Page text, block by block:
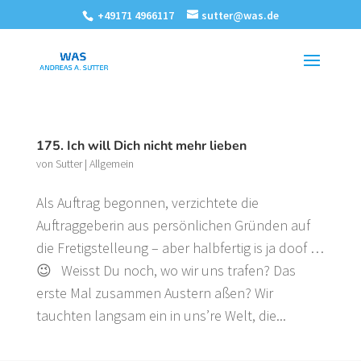
+49171 4966117 sutter@was.de
175. Ich will Dich nicht mehr lieben
von Sutter| Allgemein
Als Auftrag begonnen, verzichtete die
Auftraggeberin aus persönlichen Gründen auf
die Fretigstelleung – aber halbfertig is ja doof …
😉 Weisst Du noch, wo wir uns trafen? Das
erste Mal zusammen Austern aßen? Wir
tauchten langsam ein in uns’re Welt, die...